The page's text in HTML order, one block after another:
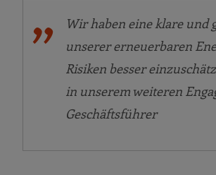
Wir haben eine klare und
unserer erneuerbaren
Risiken besser
in unserem weiteren
Geschäftsführer